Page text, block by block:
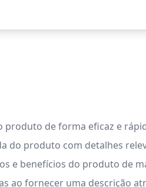
produto de forma eficaz e
do produto com detalhes
e benefícios do produto de
ao fornecer uma descrição